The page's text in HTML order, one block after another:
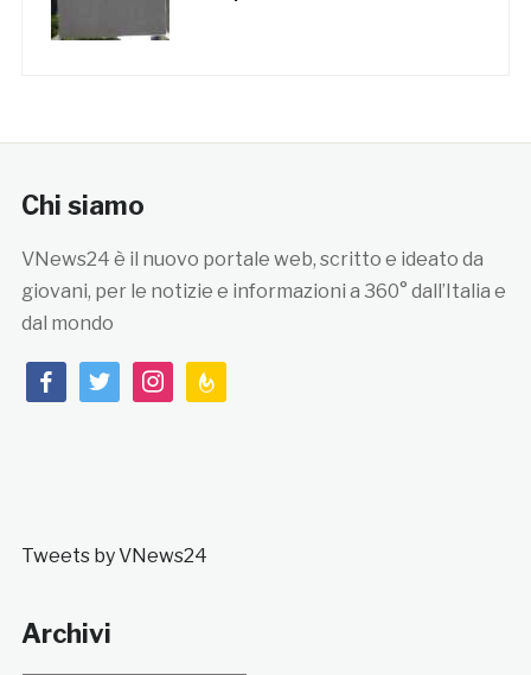
Chi siamo
VNews24 è il nuovo portale web, scritto e ideato da
giovani, per le notizie e informazioni a 360° dall’Italia e
dal mondo
facebooktwitterinstagramfeedburner
Tweets by VNews24
Archivi